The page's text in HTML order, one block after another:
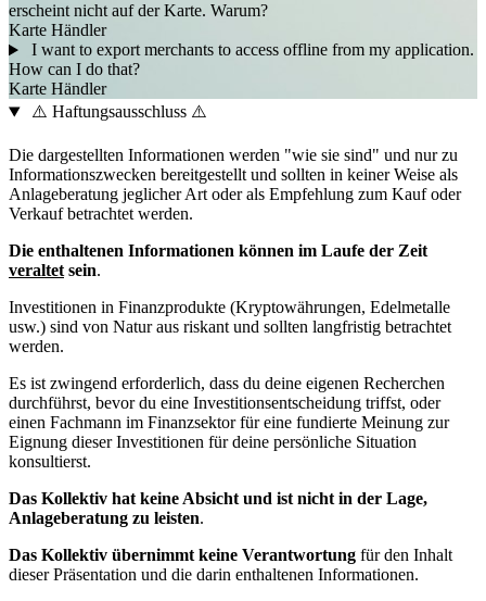
erscheint nicht auf der Karte. Warum?
Karte Händler
I want to export merchants to access offline from my application.
How can I do that?
Karte Händler
⚠️ Haftungsausschluss ⚠️
Die dargestellten Informationen werden "wie sie sind" und nur zu
Informationszwecken bereitgestellt und sollten in keiner Weise als
Anlageberatung jeglicher Art oder als Empfehlung zum Kauf oder
Verkauf betrachtet werden.
Die enthaltenen Informationen können im Laufe der Zeit
veraltet sein.
Investitionen in Finanzprodukte (Kryptowährungen, Edelmetalle
usw.) sind von Natur aus riskant und sollten langfristig betrachtet
werden.
Es ist zwingend erforderlich, dass du deine eigenen Recherchen
durchführst, bevor du eine Investitionsentscheidung triffst, oder
einen Fachmann im Finanzsektor für eine fundierte Meinung zur
Eignung dieser Investitionen für deine persönliche Situation
konsultierst.
Das Kollektiv hat keine Absicht und ist nicht in der Lage,
Anlageberatung zu leisten.
Das Kollektiv übernimmt keine Verantwortung für den Inhalt
dieser Präsentation und die darin enthaltenen Informationen.